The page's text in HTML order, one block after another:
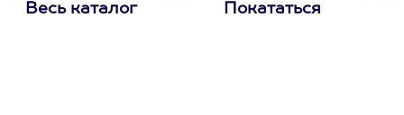
Весь каталог Покататься